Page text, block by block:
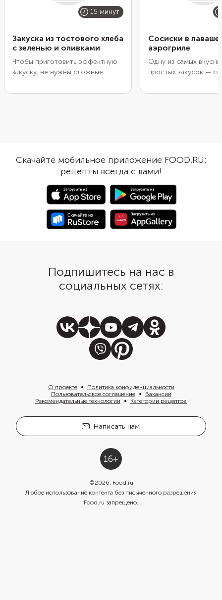
15 минут
Закуска из тостового хлеба
с зеленью и оливками
Чтобы приготовить эффектную
закуску, не нужны сложные
нескольких ломтиков хлеба,
Украсьте закуску половинкой
помидора черри или оливкой,
Сосиски в лаваше
аэрогриле
Одну из самых
простых закусок —
всего за 20 минут,
для нее хлопья
можно заменить их на
панировочные сухари
овсяные хлопья.
получилось вкуснее,
добавили в начинку
Скачайте мобильное приложение FOOD.RU:
рецепты всегда с вами!
Подпишитесь на нас в
социальных сетях:
О проекте
Политика конфиденциальности
Пользовательское соглашение
Вакансии
Рекомендательные технологии
Категории рецептов
Написать нам
©2026, Food.ru
Любое использование контента без письменного разрешения
Food.ru запрещено.